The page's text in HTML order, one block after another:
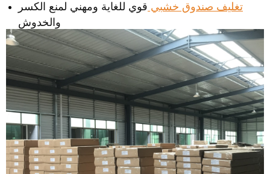
تغليف صندوق خشبي قوي للغاية ومهني لمنع الكسر
والخدوش